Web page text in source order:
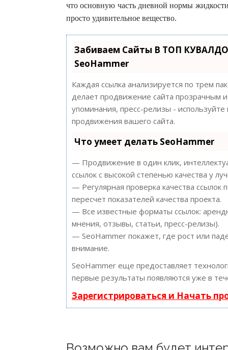
что основную часть дневной нормы
просто удивительное вещество.
Забиваем Сайты В ТОП
SeoHammer
Каждая ссылка анализируется по трем
делает продвижение сайта прозрачным
упоминания, пресс-релизы -
продвижения вашего сайта.
Что умеет делать SeoHammer
— Продвижение в один клик,
ссылок с высокой степенью качества у
— Регулярная проверка качества
пересчет показателей качества проекта.
— Все известные форматы ссылок:
мнения, отзывы, статьи, пресс-релизы).
— SeoHammer покажет, где рост или
внимание.
SeoHammer еще предоставляет
первые результаты появляются уже в
Зарегистрироваться и Начать